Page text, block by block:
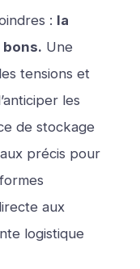
: la
Une
tensions et
les
de stockage
précis pour
aux
logistique